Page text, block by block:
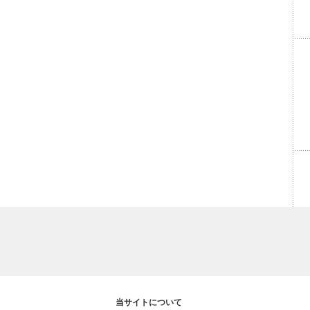
当サイトについて